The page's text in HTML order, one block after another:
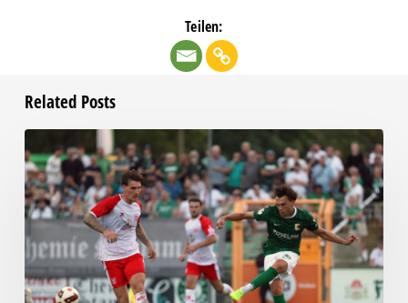
Teilen:
Related Posts
Bittere
Pleite:
Chemie
kassiert
späten
Knockout
gegen
Halle